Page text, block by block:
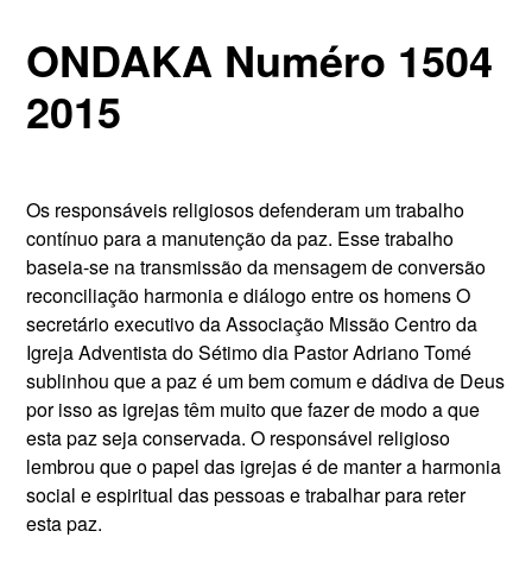
ONDAKA Numéro 1504
2015
Os responsáveis religiosos defenderam um trabalho
contínuo para a manutenção da paz. Esse trabalho
baseia-se na transmissão da mensagem de conversão
reconciliação harmonia e diálogo entre os homens O
secretário executivo da Associação Missão Centro da
Igreja Adventista do Sétimo dia Pastor Adriano Tomé
sublinhou que a paz é um bem comum e dádiva de Deus
por isso as igrejas têm muito que fazer de modo a que
esta paz seja conservada. O responsável religioso
lembrou que o papel das igrejas é de manter a harmonia
social e espiritual das pessoas e trabalhar para reter
esta paz.